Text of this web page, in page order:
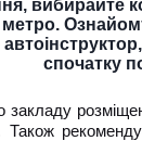
вибирайте
спочатку